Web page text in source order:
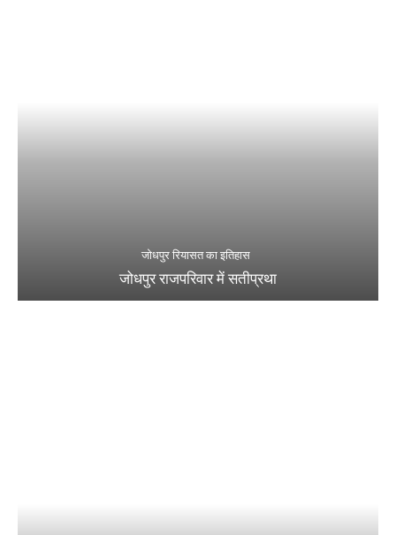
जोधपुर रियासत का इतिहास
जोधपुर राजपरिवार में सतीप्रथा